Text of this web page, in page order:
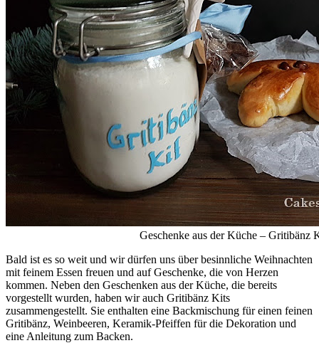
Geschenke aus der Küche – Gritibänz
Bald ist es so weit und wir dürfen uns über besinnliche Weihnachten
mit feinem Essen freuen und auf Geschenke, die von Herzen
kommen. Neben den Geschenken aus der Küche, die bereits
vorgestellt wurden, haben wir auch Gritibänz Kits
zusammengestellt. Sie enthalten eine Backmischung für einen feinen
Gritibänz, Weinbeeren, Keramik-Pfeiffen für die Dekoration und
eine Anleitung zum Backen.